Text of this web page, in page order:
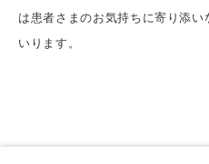
は患者さまのお気持ちに寄り添い
いります。